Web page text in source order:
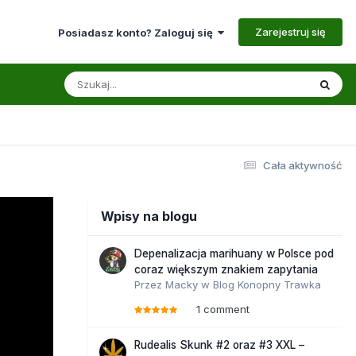
Posiadasz konto? Zaloguj się Zarejestruj się
Cała aktywność
Wpisy na blogu
Depenalizacja marihuany w Polsce pod
coraz większym znakiem zapytania
Przez Macky w Blog Konopny Trawka
1 comment
Rudealis Skunk #2 oraz #3 XXL –